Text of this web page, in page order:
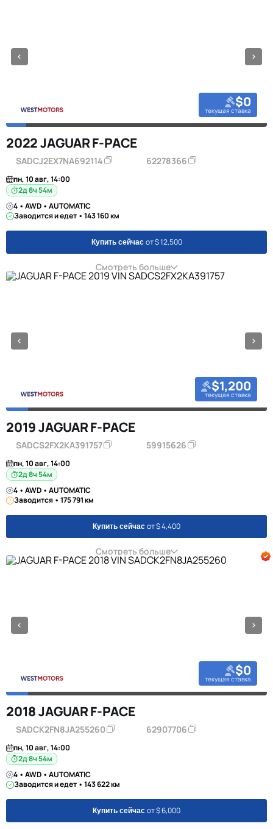
$0
текущая ставка
2022 JAGUAR F-PACE
SADCJ2EX7NA692114 62278366
пн, 10 авг, 14:00
2д 8ч 54м
4 • AWD • AUTOMATIC
Заводится и едет • 143 160 км
Купить сейчас от $ 12,500
Смотреть больше
$1,200
текущая ставка
2019 JAGUAR F-PACE
SADCS2FX2KA391757 59915626
пн, 10 авг, 14:00
2д 8ч 54м
4 • AWD • AUTOMATIC
Заводится • 175 791 км
Купить сейчас от $ 4,400
Смотреть больше
$0
текущая ставка
2018 JAGUAR F-PACE
SADCK2FN8JA255260 62907706
пн, 10 авг, 14:00
2д 8ч 54м
4 • AWD • AUTOMATIC
Заводится и едет • 143 622 км
Купить сейчас от $ 6,000